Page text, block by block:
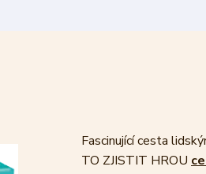
Fascinující cesta
TO ZJISTIT HROU